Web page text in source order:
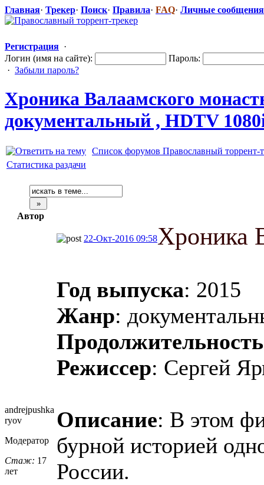
Главная· Трекер· Поиск· Правила· FAQ· Личные сообщения
Регистрация ·
Логин (имя на сайте):
Пароль:
· Забыли пароль?
Хроника Валаамского
документальн​ый , HDTV
Список форумов Православный торрент-
Статистика раздачи
Автор
andrejpushka
ryov
Модератор
Стаж: 17
лет
22-Окт-2016 09:58Хроника
Год выпуска: 2015
Жанр:
Продолжительность
Режиссер: Сергей
Описание: В этом
бурной историей
России.